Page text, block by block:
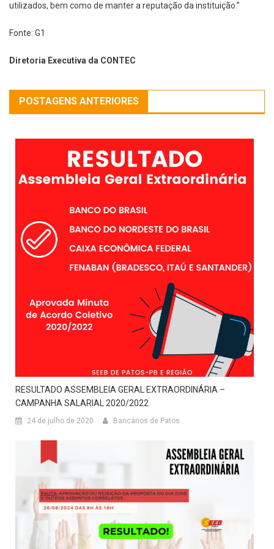
utilizados, bem como de manter a reputação da instituição.”
Fonte: G1
Diretoria Executiva da CONTEC
POSTAGENS ANTERIORES
RESULTADO ASSEMBLEIA GERAL EXTRAORDINÁRIA –
CAMPANHA SALARIAL 2020/2022
24 de julho de 2020 Bancários de Patos